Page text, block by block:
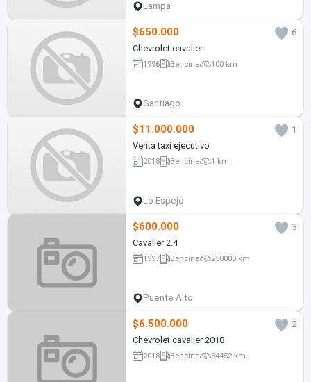
Lampa
$650.000
6
Chevrolet cavalier
1996 Bencina 100 km
Santiago
$11.000.000
1
Venta taxi ejecutivo
2018 Bencina 1 km
Lo Espejo
$600.000
3
Cavalier 2.4
1997 Bencina 250000 km
Puente Alto
$6.500.000
2
Chevrolet cavalier 2018
2018 Bencina 64452 km